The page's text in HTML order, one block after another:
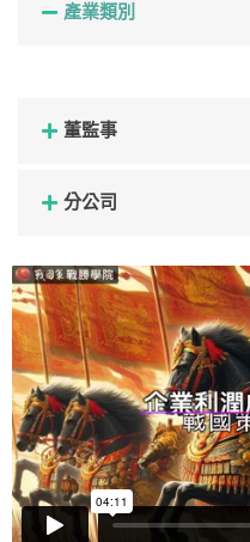
產業類別
董監事
分公司